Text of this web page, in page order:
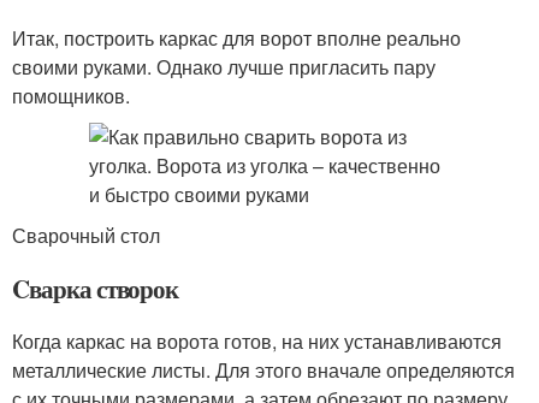
Итак, построить каркас для ворот вполне реально
своими руками. Однако лучше пригласить пару
помощников.
Сварочный стол
Cварка створок
Когда каркас на ворота готов, на них устанавливаются
металлические листы. Для этого вначале определяются